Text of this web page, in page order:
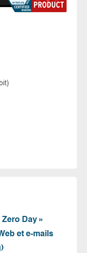
Day »
et e-mails